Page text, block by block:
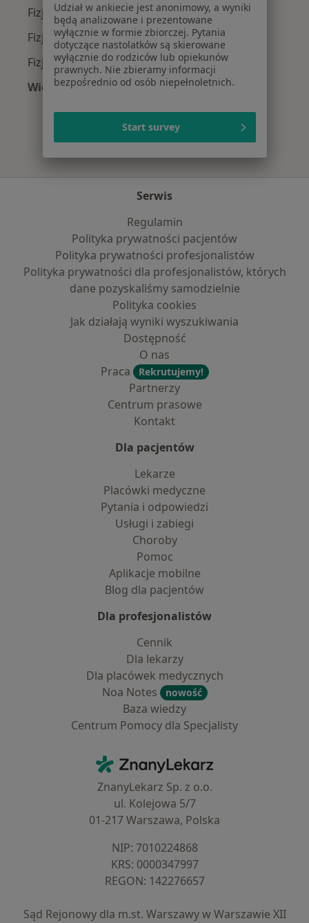
Fizjoterapeuci z POLMED w Wrocławiu
Fizjoterapeuci z INTER Polska w Wrocławiu
Fizjoterapeuci z Compensa w Wrocławiu
Więcej (7)
Serwis
Regulamin
Polityka prywatności pacjentów
Polityka prywatności profesjonalistów
Polityka prywatności dla profesjonalistów, których
dane pozyskaliśmy samodzielnie
Polityka cookies
Jak działają wyniki wyszukiwania
Dostępność
O nas
Praca
Rekrutujemy!
Partnerzy
Centrum prasowe
Kontakt
Dla pacjentów
Lekarze
Placówki medyczne
Pytania i odpowiedzi
Usługi i zabiegi
Choroby
Pomoc
Aplikacje mobilne
Blog dla pacjentów
Dla profesjonalistów
Cennik
Dla lekarzy
Dla placówek medycznych
Noa Notes
nowość
Baza wiedzy
Centrum Pomocy dla Specjalisty
ZnanyLekarz - Strona główna
ZnanyLekarz Sp. z o.o.
ul. Kolejowa 5/7
01-217 Warszawa, Polska
NIP: ⁠7010224868
KRS: ⁠0000347997
REGON: ⁠142276657
Sąd Rejonowy dla m.st. Warszawy w Warszawie XII
Udział w ankiecie jest anonimowy, a wyniki
będą analizowane i prezentowane
wyłącznie w formie zbiorczej. Pytania
dotyczące nastolatków są skierowane
wyłącznie do rodziców lub opiekunów
prawnych. Nie zbieramy informacji
bezpośrednio od osób niepełnoletnich.
Start survey